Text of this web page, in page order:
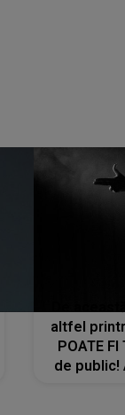
altfel
POATE FI
de public!